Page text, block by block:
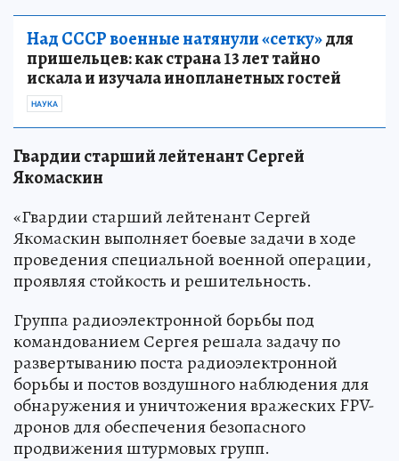
Над СССР военные натянули «сетку»для
пришельцев: как страна 13 лет тайно
искала и изучала инопланетных гостей
НАУКА
Гвардии старший лейтенант Сергей
Якомаскин
«Гвардии старший лейтенант Сергей
Якомаскин выполняет боевые задачи в ходе
проведения специальной военной операции,
проявляя стойкость и решительность.
Группа радиоэлектронной борьбы под
командованием Сергея решала задачу по
развертыванию поста радиоэлектронной
борьбы и постов воздушного наблюдения для
обнаружения и уничтожения вражеских FPV-
дронов для обеспечения безопасного
продвижения штурмовых групп.